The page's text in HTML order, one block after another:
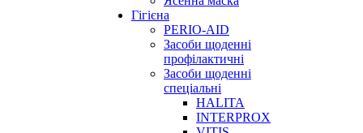
Гігієна
PERIO-AID
Засоби щоденні
профілактичні
Засоби щоденні
спеціальні
HALITA
INTERPROX